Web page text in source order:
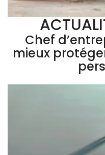
Chef
mieux